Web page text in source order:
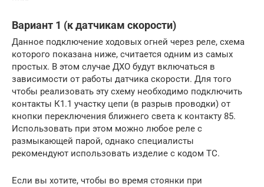
Вариант 1 (к датчикам скорости)
Данное подключение ходовых огней через реле, схема
которого показана ниже, считается одним из самых
простых. В этом случае ДХО будут включаться в
зависимости от работы датчика скорости. Для того
чтобы реализовать эту схему необходимо подключить
контакты К1.1 участку цепи (в разрыв проводки) от
кнопки переключения ближнего света к контакту 85.
Использовать при этом можно любое реле с
размыкающей парой, однако специалисты
рекомендуют использовать изделие с кодом ТС.
Если вы хотите, чтобы во время стоянки при